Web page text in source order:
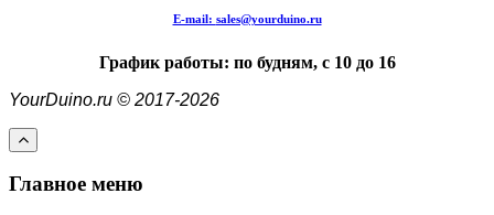
E-mail: sales@yourduino.ru
График работы: по будням, с 10 до 16
YourDuino.ru © 2017-2026
Главное меню